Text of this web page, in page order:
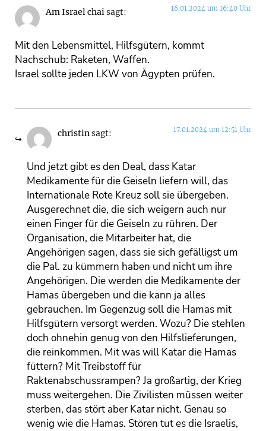
Am Israel chaisagt: 16.01.2024 um 16:40 Uhr
Mit den Lebensmittel, Hilfsgütern, kommt
Nachschub: Raketen, Waffen.
Israel sollte jeden LKW von Ägypten prüfen.
christinsagt: 17.01.2024 um 12:51 Uhr
Und jetzt gibt es den Deal, dass Katar
Medikamente für die Geiseln liefern will, das
Internationale Rote Kreuz soll sie übergeben.
Ausgerechnet die, die sich weigern auch nur
einen Finger für die Geiseln zu rühren. Der
Organisation, die Mitarbeiter hat, die
Angehörigen sagen, dass sie sich gefälligst um
die Pal. zu kümmern haben und nicht um ihre
Angehörigen. Die werden die Medikamente der
Hamas übergeben und die kann ja alles
gebrauchen. Im Gegenzug soll die Hamas mit
Hilfsgütern versorgt werden. Wozu? Die stehlen
doch ohnehin genug von den Hilfslieferungen,
die reinkommen. Mit was will Katar die Hamas
füttern? Mit Treibstoff für
Raktenabschussrampen? Ja großartig, der Krieg
muss weitergehen. Die Zivilisten müssen weiter
sterben, das stört aber Katar nicht. Genau so
wenig wie die Hamas. Stören tut es die Israelis,